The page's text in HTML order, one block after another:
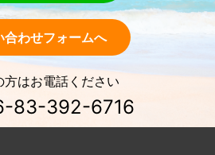
合わせフォームへ
方はお電話ください
83-392-6716